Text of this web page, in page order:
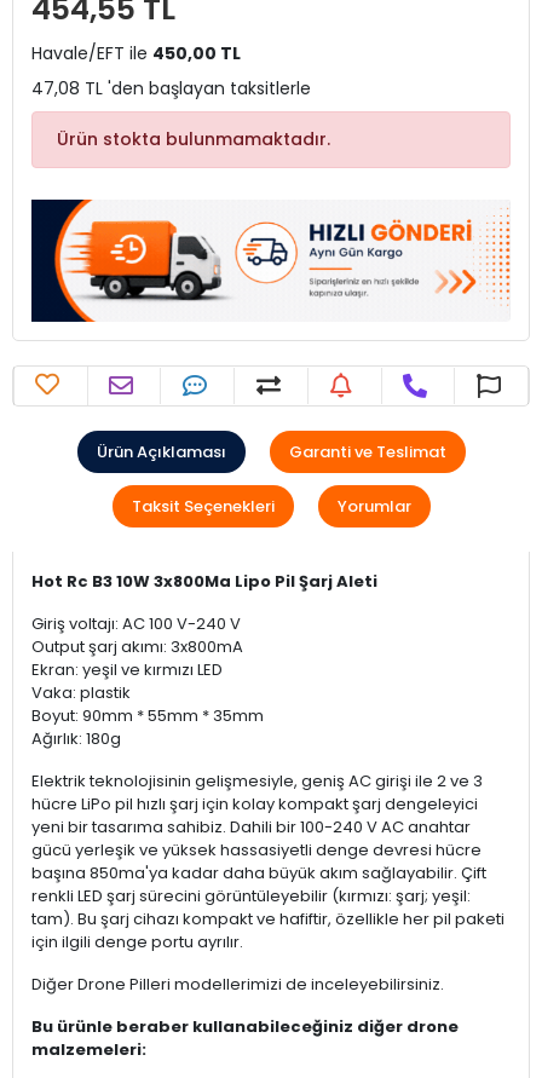
454,55 TL
Havale/EFT ile 450,00 TL
47,08 TL 'den başlayan taksitlerle
Ürün stokta bulunmamaktadır.
Ürün Açıklaması Garanti ve Teslimat
Taksit Seçenekleri Yorumlar
Hot Rc B3 10W 3x800Ma Lipo Pil Şarj Aleti
Giriş voltajı: AC 100 V-240 V
Output şarj akımı: 3x800mA
Ekran: yeşil ve kırmızı LED
Vaka: plastik
Boyut: 90mm * 55mm * 35mm
Ağırlık: 180g
Elektrik teknolojisinin gelişmesiyle, geniş AC girişi ile 2 ve 3
hücre LiPo pil hızlı şarj için kolay kompakt şarj dengeleyici
yeni bir tasarıma sahibiz. Dahili bir 100-240 V AC anahtar
gücü yerleşik ve yüksek hassasiyetli denge devresi hücre
başına 850ma'ya kadar daha büyük akım sağlayabilir. Çift
renkli LED şarj sürecini görüntüleyebilir (kırmızı: şarj; yeşil:
tam). Bu şarj cihazı kompakt ve hafiftir, özellikle her pil paketi
için ilgili denge portu ayrılır.
Diğer Drone Pilleri modellerimizi de inceleyebilirsiniz.
Bu ürünle beraber kullanabileceğiniz diğer drone
malzemeleri: